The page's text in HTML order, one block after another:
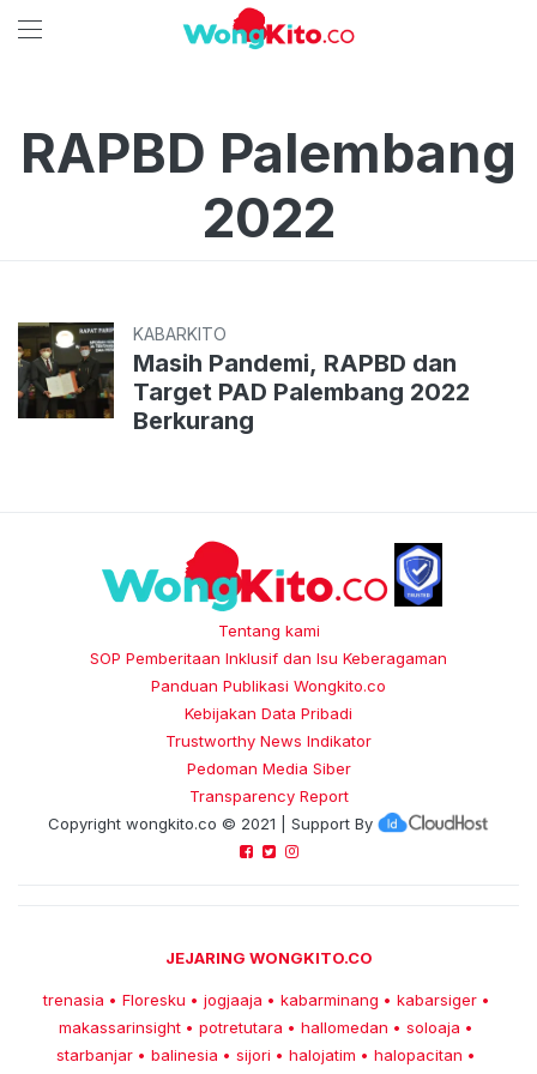
RAPBD Palembang
2022
KABARKITO
Masih Pandemi, RAPBD dan
Target PAD Palembang 2022
Berkurang
Tentang kami
SOP Pemberitaan Inklusif dan Isu Keberagaman
Panduan Publikasi Wongkito.co
Kebijakan Data Pribadi
Trustworthy News Indikator
Pedoman Media Siber
Transparency Report
Copyright wongkito.co © 2021 | Support By
JEJARING WONGKITO.CO
trenasia • Floresku • jogjaaja • kabarminang • kabarsiger •
makassarinsight • potretutara • hallomedan • soloaja •
starbanjar • balinesia • sijori • halojatim • halopacitan •